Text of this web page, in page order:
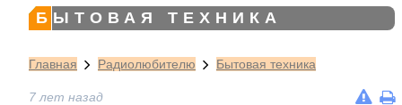
БЫТОВАЯ ТЕХНИКА
Главная Радиолюбителю Бытовая техника
7 лет назад